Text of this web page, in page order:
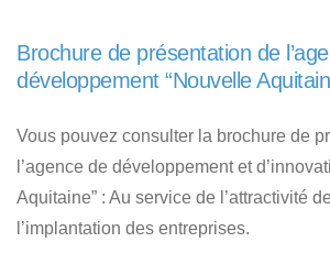
Brochure de présentation de
développement “Nouvelle
Vous pouvez consulter la brochure de
l’agence de développement et
Aquitaine” : Au service de l’attractivité
l’implantation des entreprises.